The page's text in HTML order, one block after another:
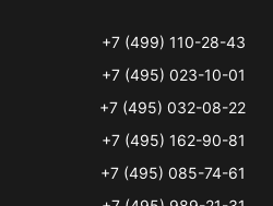
+7 (499) 110-28-43
+7 (495) 023-10-01
+7 (495) 032-08-22
+7 (495) 162-90-81
+7 (495) 085-74-61